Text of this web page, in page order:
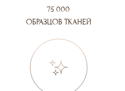
75 000
ОБРАЗЦОВ ТКАНЕЙ